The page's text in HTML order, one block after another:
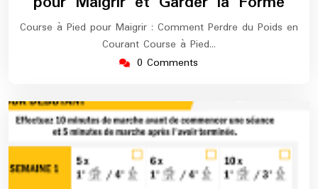
Course à Pied pour Maigrir : Comment Perdre du Poids en
Courant Course à Pied…
0 Comments